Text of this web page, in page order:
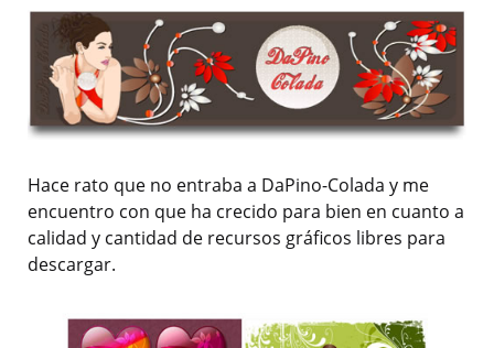
Hace rato que no entraba a DaPino-Colada y me
encuentro con que ha crecido para bien en cuanto a
calidad y cantidad de recursos gráficos libres para
descargar.